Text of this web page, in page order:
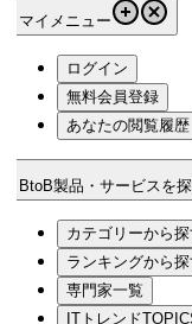
マイメニュー
ログイン
無料会員登録
あなたの閲覧履歴
BtoB製品・サービスを探す
カテゴリーから探す
ランキングから探す
専門家一覧
ITトレンドTOPICS